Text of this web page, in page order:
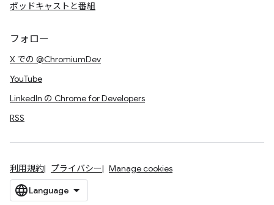
ポッドキャストと番組
フォロー
X での @ChromiumDev
YouTube
LinkedIn の Chrome for Developers
RSS
利用規約 プライバシー Manage cookies